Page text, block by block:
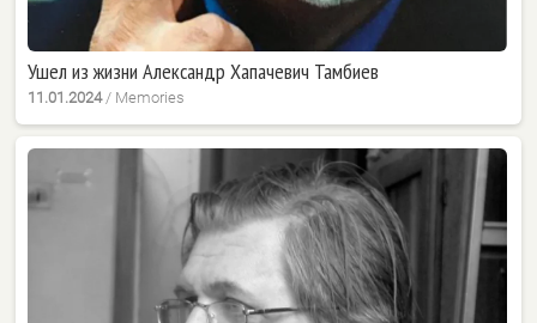
Ушел из жизни Александр Хапачевич Тамбиев
11.01.2024/ Memories